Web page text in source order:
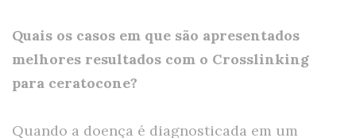
Quais os casos em que são apresentados
melhores resultados com o Crosslinking
para ceratocone?
Quando a doença é diagnosticada em um